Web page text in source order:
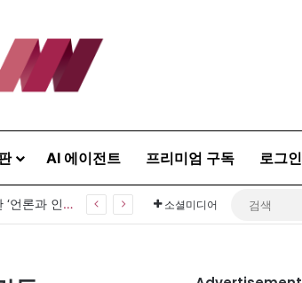
AI 에이전트 프리미엄 구독 로그인
[출판] 표현의 자유는 어디까지 허용되는가…김재형 전 대법관 ‘언론과 인격권’ 소셜미디어